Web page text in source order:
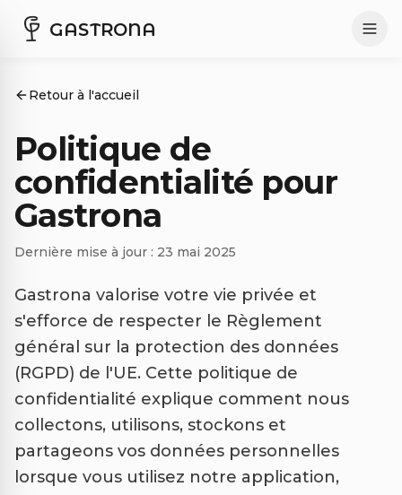
GASTRONA
Retour à l'accueil
Politique de
confidentialité pour
Gastrona
Dernière mise à jour : 23 mai 2025
Gastrona valorise votre vie privée et
s'efforce de respecter le Règlement
général sur la protection des données
(RGPD) de l'UE. Cette politique de
confidentialité explique comment nous
collectons, utilisons, stockons et
partageons vos données personnelles
lorsque vous utilisez notre application,